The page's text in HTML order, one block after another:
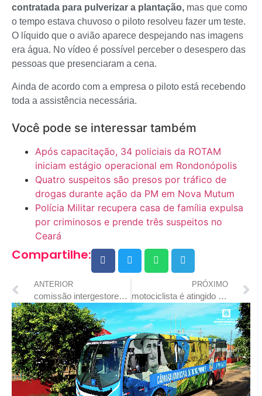
contratada para pulverizar a plantação, mas que como
o tempo estava chuvoso o piloto resolveu fazer um teste.
O líquido que o avião aparece despejando nas imagens
era água. No vídeo é possível perceber o desespero das
pessoas que presenciaram a cena.
Ainda de acordo com a empresa o piloto está recebendo
toda a assistência necessária.
Você pode se interessar também
Após capacitação, 34 policiais da ROTAM
iniciam estágio operacional em Rondonópolis
Quatro suspeitos são presos por tráfico de
drogas durante ação da PM em Nova Mutum
Polícia Militar recupera casa de família expulsa
por criminosos e prende três suspeitos no
Ceará
Compartilhe:
ANTERIOR
comissão intergestores bipartite aprova 32 propostas para o programa mais mt cirurgias
PRÓXIMO
motociclista é atingido por carro e motorista foge mt